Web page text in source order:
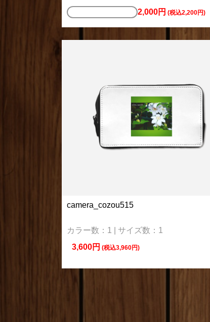
2,000円 (税込2,200円)
camera_cozou515
カラー数：1 | サイズ数：1
3,600円 (税込3,960円)